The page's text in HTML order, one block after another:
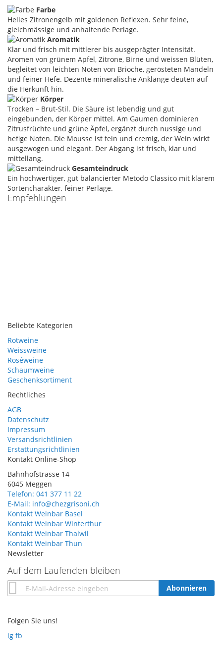
Farbe
Helles Zitronengelb mit goldenen Reflexen. Sehr feine,
gleichmässige und anhaltende Perlage.
Aromatik
Klar und frisch mit mittlerer bis ausgeprägter Intensität.
Aromen von grünem Apfel, Zitrone, Birne und weissen Blüten,
begleitet von leichten Noten von Brioche, gerösteten Mandeln
und feiner Hefe. Dezente mineralische Anklänge deuten auf
die Herkunft hin.
Körper
Trocken – Brut-Stil. Die Säure ist lebendig und gut
eingebunden, der Körper mittel. Am Gaumen dominieren
Zitrusfrüchte und grüne Äpfel, ergänzt durch nussige und
hefige Noten. Die Mousse ist fein und cremig, der Wein wirkt
ausgewogen und elegant. Der Abgang ist frisch, klar und
mittellang.
Gesamteindruck
Ein hochwertiger, gut balancierter Metodo Classico mit klarem
Sortencharakter, feiner Perlage.
Empfehlungen
Beliebte Kategorien
Rotweine
Weissweine
Roséweine
Schaumweine
Geschenksortiment
Rechtliches
AGB
Datenschutz
Impressum
Versandsrichtlinien
Erstattungsrichtlinien
Kontakt Online-Shop
Bahnhofstrasse 14
6045 Meggen
Telefon: 041 377 11 22
E-Mail: info@chezgrisoni.ch
Kontakt Weinbar Basel
Kontakt Weinbar Winterthur
Kontakt Weinbar Thalwil
Kontakt Weinbar Thun
Newsletter
Auf dem Laufenden bleiben
Annmeldung
zum
Abonnieren
Folgen Sie uns!
ig fb